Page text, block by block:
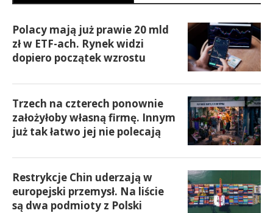
Polacy mają już prawie 20 mld
zł w ETF-ach. Rynek widzi
dopiero początek wzrostu
Trzech na czterech ponownie
założyłoby własną firmę. Innym
już tak łatwo jej nie polecają
Restrykcje Chin uderzają w
europejski przemysł. Na liście
są dwa podmioty z Polski